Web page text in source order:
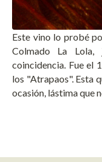
Este vino lo probé
Colmado La
coincidencia. Fue el
los "Atrapaos". Esta
ocasión, lástima que